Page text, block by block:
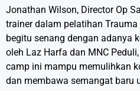
Jonathan Wilson, Director Op
trainer dalam pelatihan
begitu senang dengan adanya
oleh Laz Harfa dan MNC
camp ini mampu memulihkan
dan membawa semangat baru